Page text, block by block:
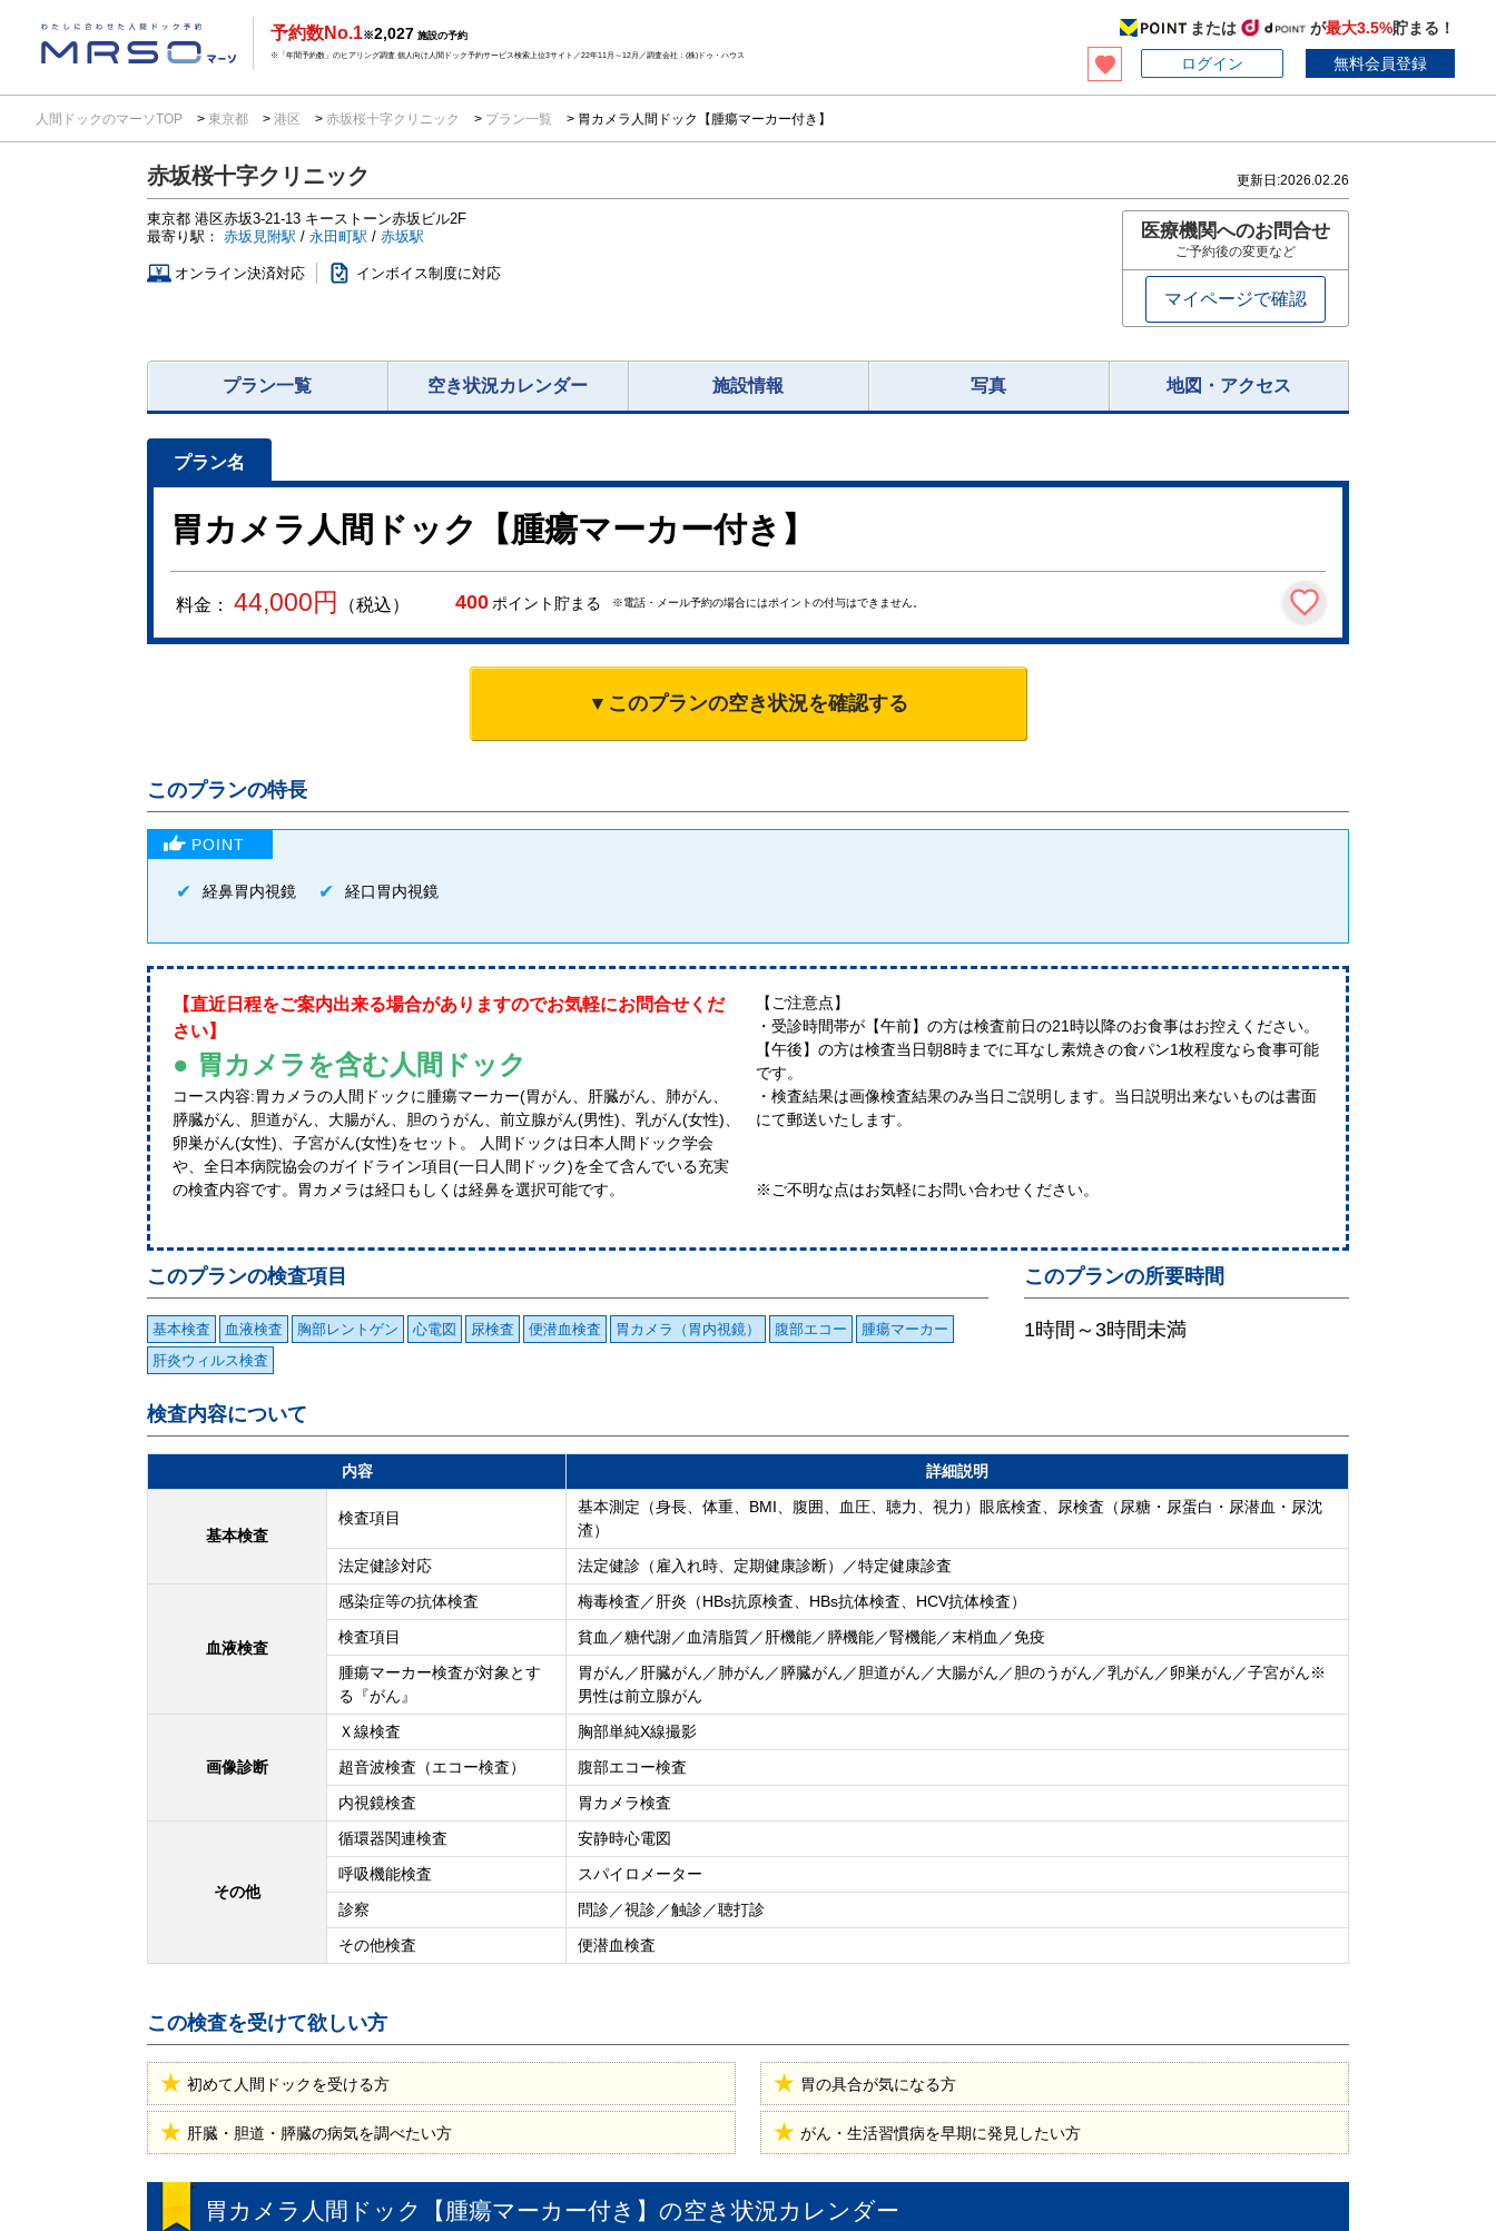
予約数No.1※2,027 施設の予約
※「年間予約数」のヒアリング調査 個人向け人間ドック予約サービス検索上位3サイト／22年11月～12月／調査会社：(株)ドゥ・ハウス
または が最大3.5%貯まる！
ログイン
無料会員登録
人間ドックのマーソTOP 東京都 港区 赤坂桜十字クリニック プラン一覧 胃カメラ人間ドック【腫瘍マーカー付き】
赤坂桜十字クリニック 更新日:2026.02.26
東京都 港区赤坂3-21-13 キーストーン赤坂ビル2F
最寄り駅： 赤坂見附駅 / 永田町駅 / 赤坂駅
オンライン決済対応 インボイス制度に対応
医療機関へのお問合せ
ご予約後の変更など
マイページで確認
プラン一覧 空き状況カレンダー 施設情報 写真 地図・アクセス
胃カメラ人間ドック【腫瘍マーカー付き】
料金： 44,000円 （税込） 400 ポイント貯まる ※電話・メール予約の場合にはポイントの付与はできません。
▼このプランの空き状況を確認する
このプランの特長
経鼻胃内視鏡 経口胃内視鏡
【直近日程をご案内出来る場合がありますのでお気軽にお問合せくだ
さい】
● 胃カメラを含む人間ドック
コース内容:胃カメラの人間ドックに腫瘍マーカー(胃がん、肝臓がん、肺がん、
膵臓がん、胆道がん、大腸がん、胆のうがん、前立腺がん(男性)、乳がん(女性)、
卵巣がん(女性)、子宮がん(女性)をセット。 人間ドックは日本人間ドック学会
や、全日本病院協会のガイドライン項目(一日人間ドック)を全て含んでいる充実
の検査内容です。胃カメラは経口もしくは経鼻を選択可能です。
【ご注意点】
・受診時間帯が【午前】の方は検査前日の21時以降のお食事はお控えください。
【午後】の方は検査当日朝8時までに耳なし素焼きの食パン1枚程度なら食事可能
です。
・検査結果は画像検査結果のみ当日ご説明します。当日説明出来ないものは書面
にて郵送いたします。
※ご不明な点はお気軽にお問い合わせください。
このプランの所要時間
1時間～3時間未満
このプランの検査項目
基本検査 血液検査 胸部レントゲン 心電図 尿検査 便潜血検査 胃カメラ（胃内視鏡） 腹部エコー
腫瘍マーカー
肝炎ウィルス検査
検査内容について
内容 詳細説明
基本検査
検査項目
基本測定（身長、体重、BMI、腹囲、血圧、聴力、視力）眼底検査、尿検査（尿糖・尿蛋白・尿潜血・尿沈
渣）
法定健診対応
法定健診（雇入れ時、定期健康診断）／特定健康診査
血液検査
感染症等の抗体検査
梅毒検査／肝炎（HBs抗原検査、HBs抗体検査、HCV抗体検査）
検査項目
貧血／糖代謝／血清脂質／肝機能／膵機能／腎機能／末梢血／免疫
腫瘍マーカー検査が対象とす
る『がん』
胃がん／肝臓がん／肺がん／膵臓がん／胆道がん／大腸がん／胆のうがん／乳がん／卵巣がん／子宮がん※
男性は前立腺がん
画像診断
Ｘ線検査
胸部単純X線撮影
超音波検査（エコー検査）
腹部エコー検査
内視鏡検査
胃カメラ検査
その他
循環器関連検査
安静時心電図
呼吸機能検査
スパイロメーター
診察
問診／視診／触診／聴打診
その他検査
便潜血検査
この検査を受けて欲しい方
初めて人間ドックを受ける方 胃の具合が気になる方
肝臓・胆道・膵臓の病気を調べたい方 がん・生活習慣病を早期に発見したい方
胃カメラ人間ドック【腫瘍マーカー付き】 の空き状況カレンダー